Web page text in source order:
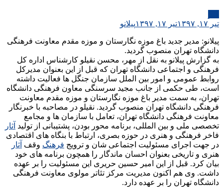
تیر ۱۷, ۱۳۹۷
تیر ۱۷, ۱۳۹۷ پیلانو
پیلانو: مدیر جدید باغ موزه نگارستان و موزه مقدم معاونت فرهنگی
دانشگاه تهران منصوب گردید.
به گزارش پیلانو به نقل از مهر، محسن نقیلو کارشناس اداره کل
فرهنگی و اجتماعی دانشگاه تهران که قبل از این بعنوان مدیرکل
روابط عمومی و امور بین الملل سازمان جنگل ها فعالیت داشته
است، طی حکمی از جانب مجید سرسنگی معاون فرهنگی دانشگاه
تهران، به سمت مدیر باغ موزه نگارستان و موزه مقدم معاونت
فرهنگی دانشگاه تهران منصوب گردید. نقیلو در مصاحبه با خبرنگار
معاونت فرهنگی دانشگاه تهران، تعامل با سازمان ها و مجامع
تخصصی ملی و بین المللی، برنامه محور بودن، پشتیبانی از تولید آثار
فاخر فرهنگی و هنری در حوزه بصری، ارتباط با بنگاه های اقتصادی
در جهت اجرای مسئولیت اجتماعی شان و ترویج فرهنگ وقف آثار
هنری و تاریخی بعنوان احسان ماندگار را همچون برنامه های خود
بیان کرد. قبل از این امیر حسین حریری این مسئولیت را بر عهده
داشت. وی هم اکنون مدیریت مرکز تئاتر مولوی معاونت فرهنگی
دانشگاه تهران را بر عهده دارد.